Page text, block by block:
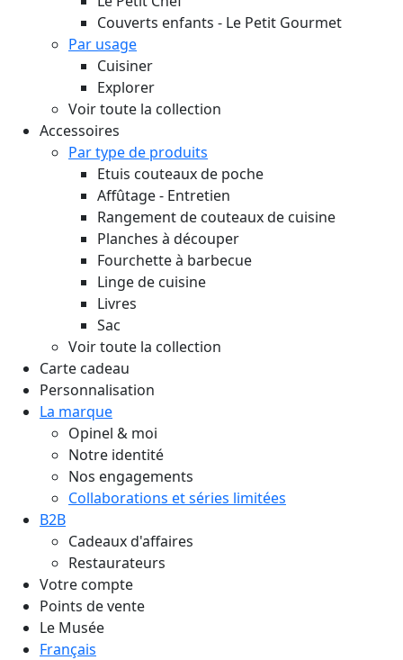
Couverts enfants - Le Petit Gourmet
Par usage
Cuisiner
Explorer
Voir toute la collection
Accessoires
Par type de produits
Etuis couteaux de poche
Affûtage - Entretien
Rangement de couteaux de cuisine
Planches à découper
Fourchette à barbecue
Linge de cuisine
Livres
Sac
Voir toute la collection
Carte cadeau
Personnalisation
La marque
Opinel & moi
Notre identité
Nos engagements
Collaborations et séries limitées
B2B
Cadeaux d'affaires
Restaurateurs
Votre compte
Points de vente
Le Musée
Français